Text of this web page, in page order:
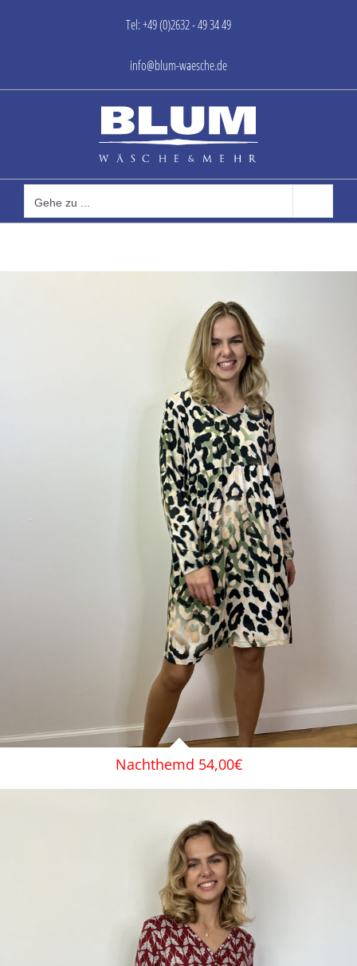
Tel: +49 (0)2632 - 49 34 49
info@blum-waesche.de
Gehe zu ...
Nachthemd 54,00€